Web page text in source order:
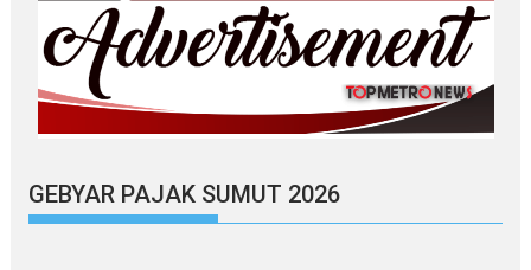
GEBYAR PAJAK SUMUT 2026